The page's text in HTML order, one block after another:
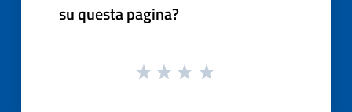
su questa pagina?